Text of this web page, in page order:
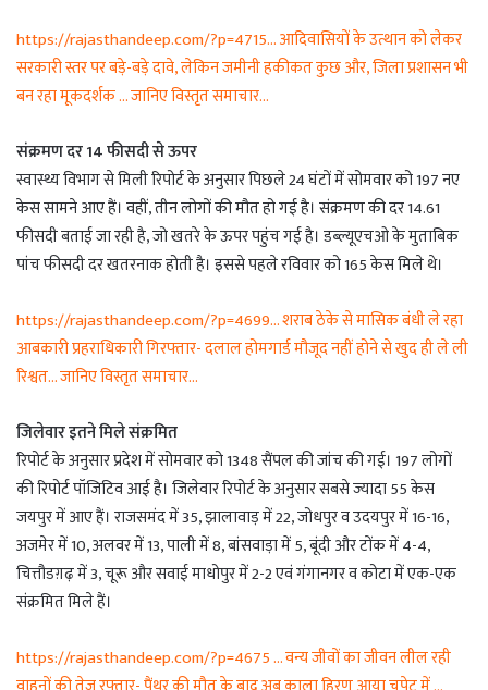
https://rajasthandeep.com/?p=4715… आदिवासियों के उत्थान को लेकर
सरकारी स्तर पर बड़े-बड़े दावे, लेकिन जमीनी हकीकत कुछ और, जिला प्रशासन भी
बन रहा मूकदर्शक … जानिए विस्तृत समाचार…
संक्रमण दर 14 फीसदी से ऊपर
स्वास्थ्य विभाग से मिली रिपोर्ट के अनुसार पिछले 24 घंटों में सोमवार को 197 नए
केस सामने आए हैं। वहीं, तीन लोगों की मौत हो गई है। संक्रमण की दर 14.61
फीसदी बताई जा रही है, जो खतरे के ऊपर पहुंच गई है। डब्ल्यूएचओ के मुताबिक
पांच फीसदी दर खतरनाक होती है। इससे पहले रविवार को 165 केस मिले थे।
https://rajasthandeep.com/?p=4699… शराब ठेके से मासिक बंधी ले रहा
आबकारी प्रहराधिकारी गिरफ्तार- दलाल होमगार्ड मौजूद नहीं होने से खुद ही ले ली
रिश्वत… जानिए विस्तृत समाचार…
जिलेवार इतने मिले संक्रमित
रिपोर्ट के अनुसार प्रदेश में सोमवार को 1348 सैंपल की जांच की गई। 197 लोगों
की रिपोर्ट पॉजिटिव आई है। जिलेवार रिपोर्ट के अनुसार सबसे ज्यादा 55 केस
जयपुर में आए हैं। राजसमंद में 35, झालावाड़ में 22, जोधपुर व उदयपुर में 16-16,
अजमेर में 10, अलवर में 13, पाली में 8, बांसवाड़ा में 5, बूंदी और टोंक में 4-4,
चित्तौडग़ढ़ में 3, चूरू और सवाई माधोपुर में 2-2 एवं गंगानगर व कोटा में एक-एक
संक्रमित मिले हैं।
https://rajasthandeep.com/?p=4675 … वन्य जीवों का जीवन लील रही